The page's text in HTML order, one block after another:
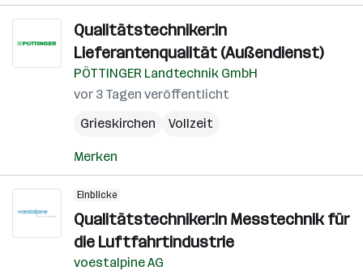
Qualitätstechniker:in
Lieferantenqualität (Außendienst)
PÖTTINGER Landtechnik GmbH
vor 3 Tagen veröffentlicht
Grieskirchen
Vollzeit
Merken
Einblicke
Qualitätstechniker:in Messtechnik für
die Luftfahrtindustrie
voestalpine AG